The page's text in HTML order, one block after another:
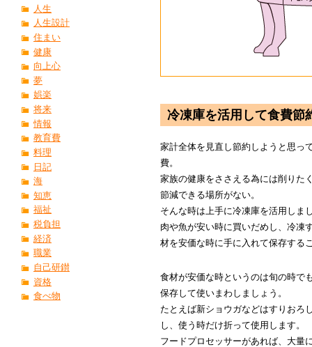
冷凍庫を活用して食費節
家計全体を見直し節約しようと思っ
費。
家族の健康をささえる為には削りた
節減できる場所がない。
そんな時は上手に冷凍庫を活用しま
肉や魚が安い時に買いだめし、冷凍
材を安価な時に手に入れて保存する
食材が安価な時というのは旬の時で
保存して使いまわしましょう。
たとえば新ショウガなどはすりおろ
し、使う時だけ折って使用します。
フードプロセッサーがあれば、大量
人生
人生設計
住まい
健康
向上心
夢
娯楽
将来
情報
教育費
料理
日記
海
知恵
福祉
税負担
経済
職業
自己研鑚
資格
食べ物